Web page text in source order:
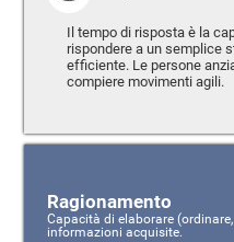
Il tempo di risposta è la
rispondere a un semplice
efficiente. Le persone
compiere movimenti agili.
Ragionamento
Capacità di elaborare
informazioni acquisite.